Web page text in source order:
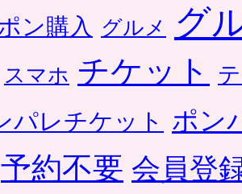
ン購入 グルメ グ
スマホ チケット
パレチケット ポン
予約不要 会員登